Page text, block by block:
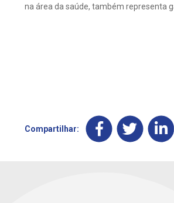
na área da saúde, também representa
Compartilhar: